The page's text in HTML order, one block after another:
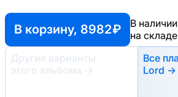
В корзину, 8982 ₽
В наличии
на складе
Другие варианты
этого альбома
→
Все
Lord →